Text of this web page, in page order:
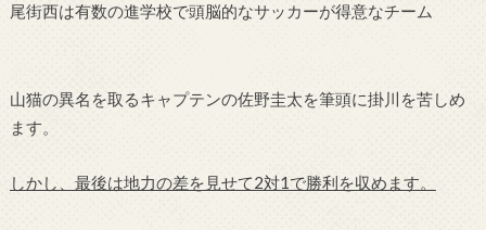
尾街西は有数の進学校で頭脳的なサッカーが得意なチーム
山猫の異名を取るキャプテンの佐野圭太を筆頭に掛川を苦しめ
ます。
しかし、最後は地力の差を見せて2対1で勝利を収めます。